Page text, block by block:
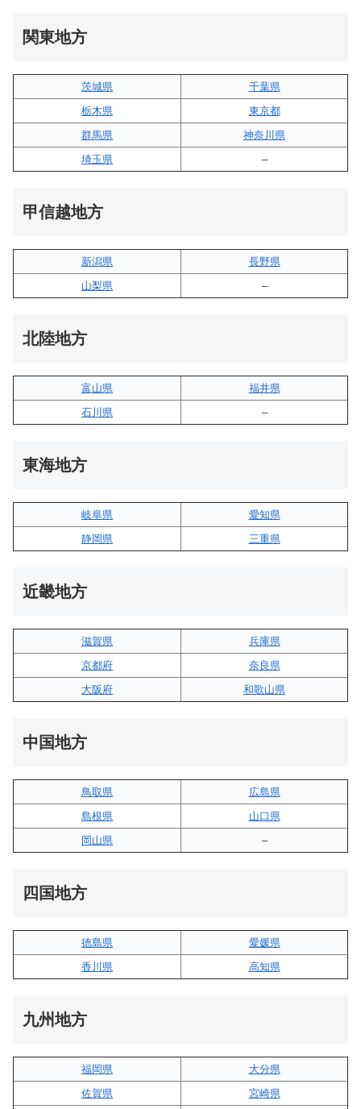
関東地方
茨城県
千葉県
栃木県
東京都
群馬県
神奈川県
埼玉県
–
甲信越地方
新潟県
長野県
山梨県
–
北陸地方
富山県
福井県
石川県
–
東海地方
岐阜県
愛知県
静岡県
三重県
近畿地方
滋賀県
兵庫県
京都府
奈良県
大阪府
和歌山県
中国地方
鳥取県
広島県
島根県
山口県
岡山県
–
四国地方
徳島県
愛媛県
香川県
高知県
九州地方
福岡県
大分県
佐賀県
宮崎県